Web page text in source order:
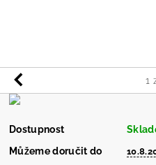
1
Dostupnost
Můžeme doručit do